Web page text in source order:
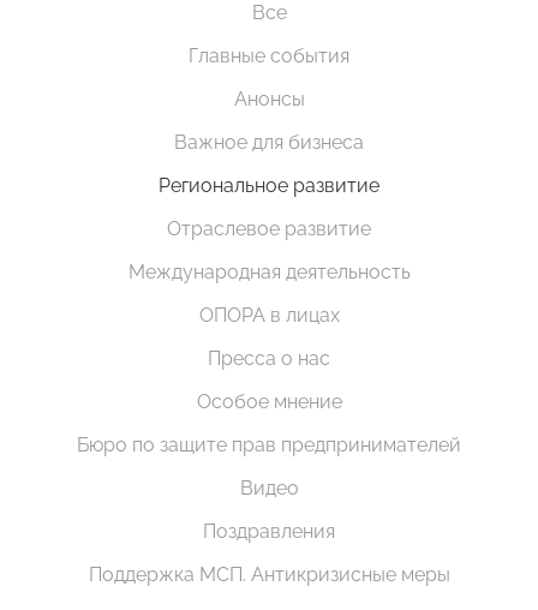
Все
Главные события
Анонсы
Важное для бизнеса
Региональное развитие
Отраслевое развитие
Международная деятельность
ОПОРА в лицах
Пресса о нас
Особое мнение
Бюро по защите прав предпринимателей
Видео
Поздравления
Поддержка МСП. Антикризисные меры